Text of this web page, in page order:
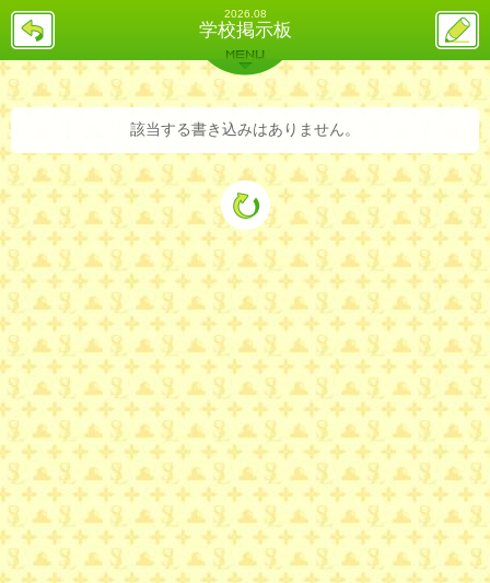
2026.08
学校掲示板
戻
ス
投
稿
バックナンバー 詳細検索 ランキング
MENU
該当する書き込みはありません。